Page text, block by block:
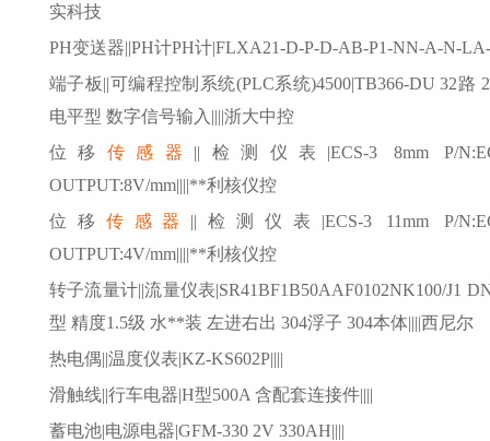
实科技
PH变送器||PH计PH计|FLXA21-D-P-D-AB-P1-NN-A-N-
端子板||可编程控制系统(PLC系统)4500|TB366-DU 32路
电平型 数字信号输入||||浙大中控
位移 传感器 ||检测仪表|ECS-3 8mm P/
OUTPUT:8V/mm||||**利核仪控
位移 传感器 ||检测仪表|ECS-3 11mm P/
OUTPUT:4V/mm||||**利核仪控
转子流量计||流量仪表|SR41BF1B50AAF0102NK100/J1
型 精度1.5级 水**装 左进右出 304浮子 304本体||||西尼尔
热电偶||温度仪表|KZ-KS602P||||
滑触线||行车电器|H型500A 含配套连接件||||
蓄电池|电源电器|GFM-330 2V 330AH||||